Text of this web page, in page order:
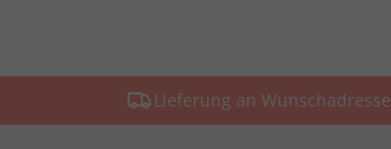
Lieferung an Wunschadresse